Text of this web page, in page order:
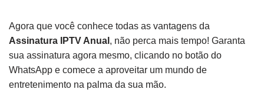
Agora que você conhece todas as vantagens da
Assinatura IPTV Anual , não perca mais tempo! Garanta
sua assinatura agora mesmo, clicando no botão do
WhatsApp e comece a aproveitar um mundo de
entretenimento na palma da sua mão.